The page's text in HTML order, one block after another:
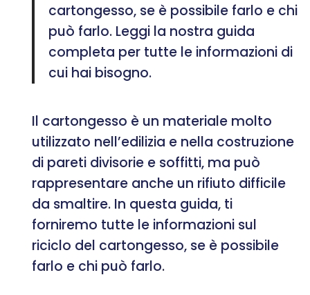
cartongesso, se è possibile farlo e chi
può farlo. Leggi la nostra guida
completa per tutte le informazioni di
cui hai bisogno.
Il cartongesso è un materiale molto
utilizzato nell’edilizia e nella costruzione
di pareti divisorie e soffitti, ma può
rappresentare anche un rifiuto difficile
da smaltire. In questa guida, ti
forniremo tutte le informazioni sul
riciclo del cartongesso, se è possibile
farlo e chi può farlo.